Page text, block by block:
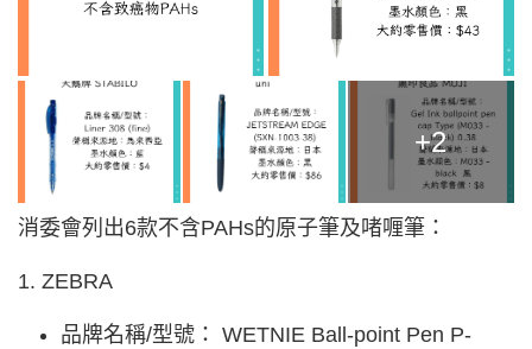
+2
消委會列出6款不含PAHs的原子筆及啫喱筆：
1. ZEBRA
品牌名稱/型號： WETNIE Ball-point Pen P-